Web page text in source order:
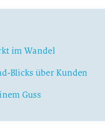
im Wandel
Blicks über Kunden
Guss